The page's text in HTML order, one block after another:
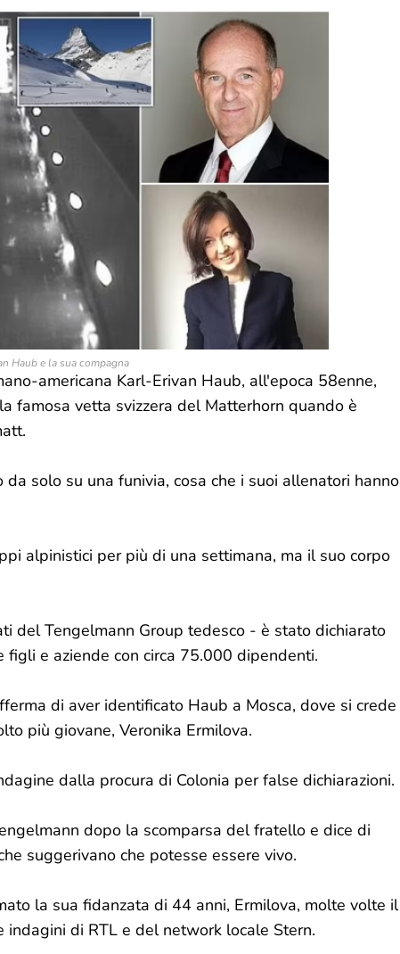
Haub e la sua compagna
americana Karl-Erivan Haub, all'epoca 58enne,
famosa vetta svizzera del Matterhorn quando è
solo su una funivia, cosa che i suoi allenatori hanno
alpinistici per più di una settimana, ma il suo corpo
del Tengelmann Group tedesco - è stato dichiarato
e aziende con circa 75.000 dipendenti.
di aver identificato Haub a Mosca, dove si crede
più giovane, Veronika Ermilova.
dalla procura di Colonia per false dichiarazioni.
dopo la scomparsa del fratello e dice di
suggerivano che potesse essere vivo.
la sua fidanzata di 44 anni, Ermilova, molte volte il
di RTL e del network locale Stern.